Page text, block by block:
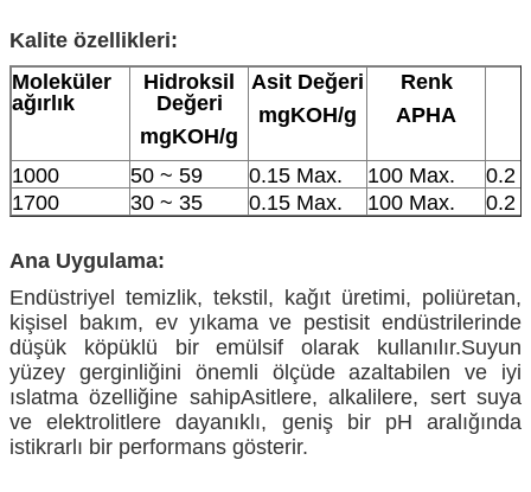
Kalite özellikleri:
Moleküler
ağırlık
Hidroksil
Değeri
mgKOH/g
Asit Değeri
mgKOH/g
Renk
APHA
1000 50 ~ 59 0.15 Max. 100 Max.
0.2
1700
30 ~ 35 0.15 Max. 100 Max. 0.2
Ana Uygulama:
Endüstriyel temizlik, tekstil, kağıt üretimi, poliüretan,
kişisel bakım, ev yıkama ve pestisit endüstrilerinde
düşük köpüklü bir emülsif olarak kullanılır.Suyun
yüzey gerginliğini önemli ölçüde azaltabilen ve iyi
ıslatma özelliğine sahipAsitlere, alkalilere, sert suya
ve elektrolitlere dayanıklı, geniş bir pH aralığında
istikrarlı bir performans gösterir.